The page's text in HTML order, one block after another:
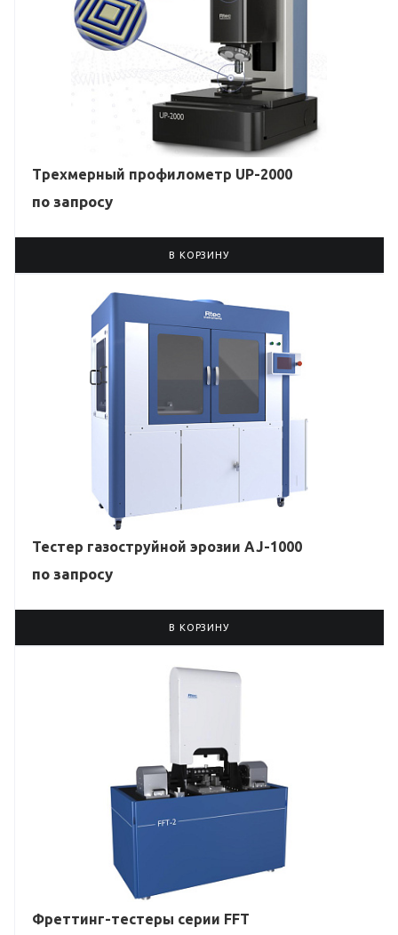
Трехмерный профилометр UP-2000
по запросу
В КОРЗИНУ
Тестер газоструйной эрозии AJ-1000
по запросу
В КОРЗИНУ
Фреттинг-тестеры серии FFT